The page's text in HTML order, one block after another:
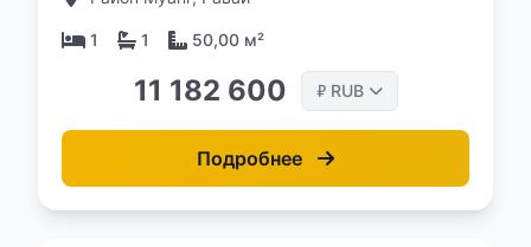
1 1 50,00 м²
11 182 600 ₽ RUB
Подробнее